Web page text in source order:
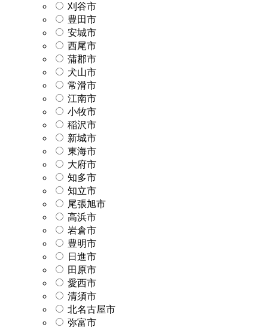
刈谷市
豊田市
安城市
西尾市
蒲郡市
犬山市
常滑市
江南市
小牧市
稲沢市
新城市
東海市
大府市
知多市
知立市
尾張旭市
高浜市
岩倉市
豊明市
日進市
田原市
愛西市
清須市
北名古屋市
弥富市